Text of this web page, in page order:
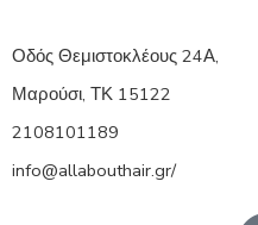
Οδός Θεμιστοκλέους 24Α,
Μαρούσι, ΤΚ 15122
2108101189
info@allabouthair.gr/